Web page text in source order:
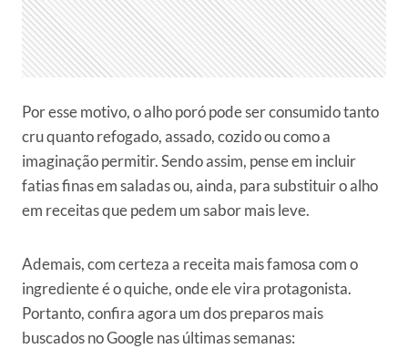
Por esse motivo, o alho poró pode ser consumido tanto
cru quanto refogado, assado, cozido ou como a
imaginação permitir. Sendo assim, pense em incluir
fatias finas em saladas ou, ainda, para substituir o alho
em receitas que pedem um sabor mais leve.
Ademais, com certeza a receita mais famosa com o
ingrediente é o quiche, onde ele vira protagonista.
Portanto, confira agora um dos preparos mais
buscados no Google nas últimas semanas: